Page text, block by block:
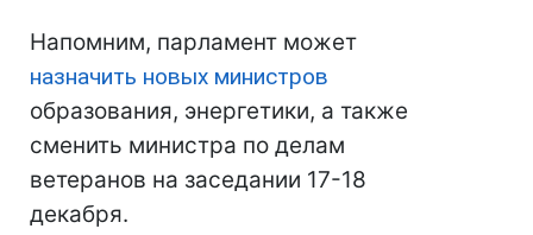
Напомним, парламент может
назначить новых министров
образования, энергетики, а также
сменить министра по делам
ветеранов на заседании 17-18
декабря.